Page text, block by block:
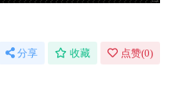
分享 收藏 点赞(0)